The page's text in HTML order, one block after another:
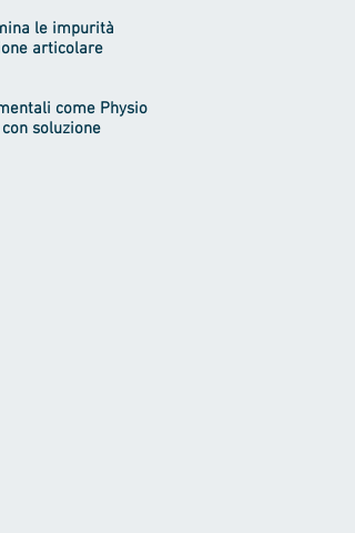
le impurità
articolare
come Physio
soluzione